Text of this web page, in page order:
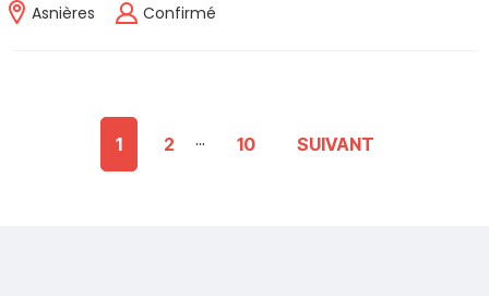
Asnières Confirmé
1 2 ... 10 SUIVANT